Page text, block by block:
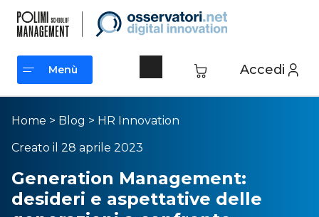
Accedi
Menù
Menù
Home > Blog > HR Innovation
Creato il 28 aprile 2023
Generation Management:
desideri e aspettative delle